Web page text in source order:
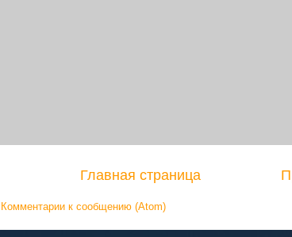
Главная страница
Комментарии к сообщению (Atom)